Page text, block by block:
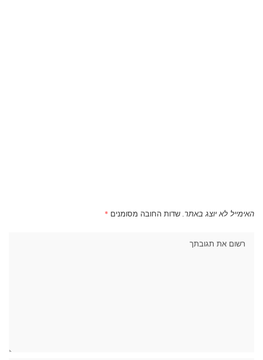
האימייל לא יוצג באתר. שדות החובה מסומנים *